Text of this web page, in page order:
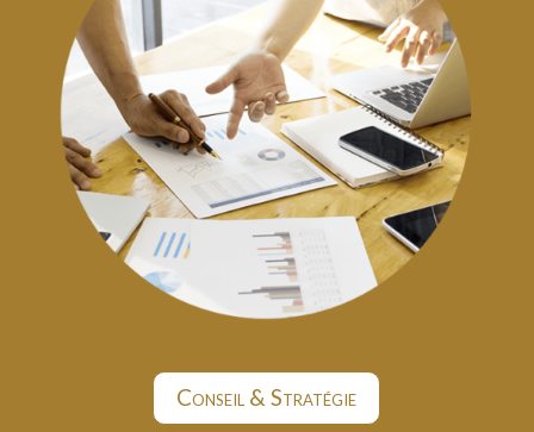
Conseil & Stratégie